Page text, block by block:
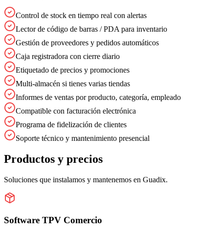
Control de stock en tiempo real con alertas
Lector de código de barras / PDA para inventario
Gestión de proveedores y pedidos automáticos
Caja registradora con cierre diario
Etiquetado de precios y promociones
Multi-almacén si tienes varias tiendas
Informes de ventas por producto, categoría, empleado
Compatible con facturación electrónica
Programa de fidelización de clientes
Soporte técnico y mantenimiento presencial
Productos y precios
Soluciones que instalamos y mantenemos en Guadix.
Software TPV Comercio